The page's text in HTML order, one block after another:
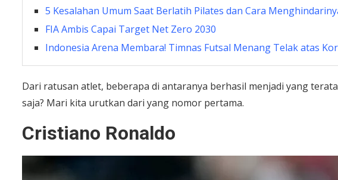
5 Kesalahan Umum Saat Berlatih Pilates dan Cara
FIA Ambis Capai Target Net Zero 2030
Indonesia Arena Membara! Timnas Futsal Menang Telak atas
Dari ratusan atlet, beberapa di antaranya berhasil menjadi yang
saja? Mari kita urutkan dari yang nomor pertama.
Cristiano Ronaldo